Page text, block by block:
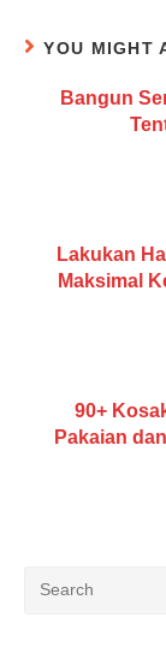
YOU MIGHT
Bangun
Lakukan
Maksimal
90+
Pakaian